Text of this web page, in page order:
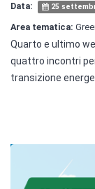
Data: 25
Area tematica:
Quarto e ultimo
quattro incontri
transizione